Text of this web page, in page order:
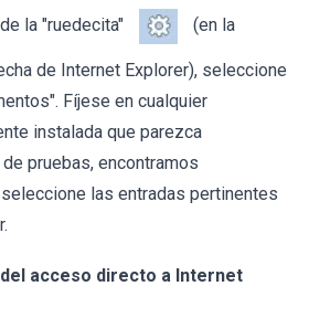
la "ruedecita" (en la
de Internet Explorer), seleccione
Fíjese en cualquier
instalada que parezca
pruebas, encontramos
seleccione las entradas pertinentes
acceso directo a Internet